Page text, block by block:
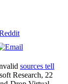
sources tell
Research, 22